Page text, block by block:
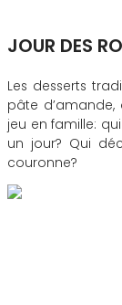
JOUR DES
Les desserts
pâte
jeu en famille:
un jour? Qui
couronne?